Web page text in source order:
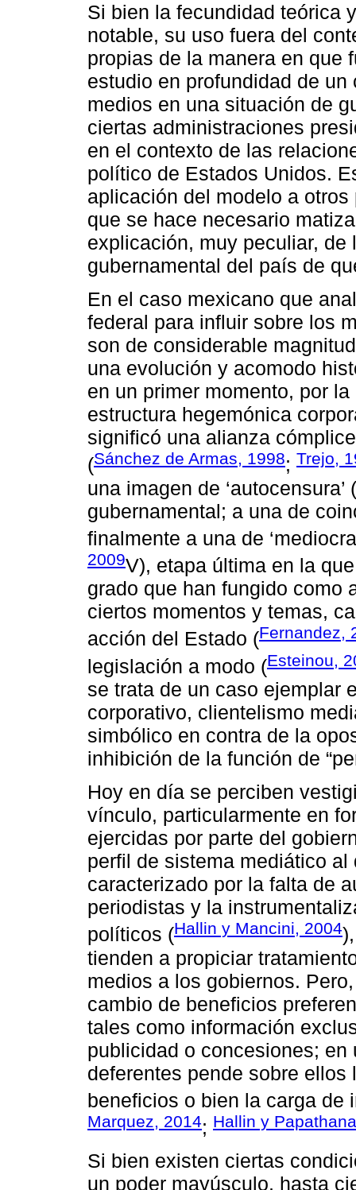
Si bien la fecundidad teórica
notable, su uso fuera del
propias de la manera en que
estudio en profundidad de
medios en una situación de
ciertas administraciones
en el contexto de las
político de Estados Unidos.
aplicación del modelo a
que se hace necesario
explicación, muy peculiar,
gubernamental del país de
En el caso mexicano que
federal para influir sobre los
son de considerable
una evolución y acomodo
en un primer momento, por
estructura hegemónica
significó una alianza
(Sánchez de Armas, 1998; Trejo,
una imagen de
gubernamental; a una de
finalmente a una de
2009V), etapa última en la
grado que han fungido como
ciertos momentos y temas,
acción del Estado (Fernandez,
legislación a modo (Esteinou,
se trata de un caso ejemplar
corporativo, clientelismo
simbólico en contra de la
inhibición de la función de
Hoy en día se perciben
vínculo, particularmente en
ejercidas por parte del
perfil de sistema mediático
caracterizado por la falta de
periodistas y la
políticos (Hallin y Mancini, 2004
tienden a propiciar
medios a los gobiernos.
cambio de beneficios
tales como información
publicidad o concesiones;
deferentes pende sobre
beneficios o bien la carga de
Marquez, 2014; Hallin y
Si bien existen ciertas
un poder mayúsculo, hasta